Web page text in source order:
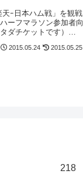
ｰ日本ハム戦」を観戦
ーフマラソン参加者向
ダチケットです）
2015.05.24 2015.05.25
218